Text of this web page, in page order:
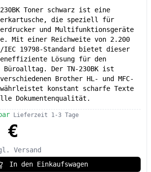
Toner schwarz ist eine
die speziell für
und Multifunktionsgeräte
Mit einer Reichweite von 2.200
IEC 19798-Standard bietet dieser
Lösung für den
Der TN-230BK ist
Brother HL- und MFC-
konstant scharfe Texte
Dokumentenqualität.
Lieferzeit 1-3 Tage
€
Versand
In den Einkaufswagen